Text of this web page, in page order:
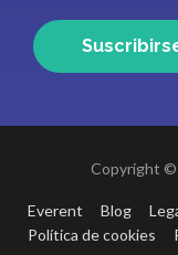
Copyright ©
Everent Blog
Política de cookies